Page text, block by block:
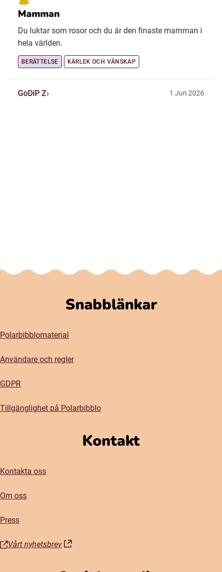
Mamman
Du luktar som rosor och du är den finaste mamman i
hela världen.
BERÄTTELSE KÄRLEK OCH VÄNSKAP
GoDiP Z 1 Jun 2026
Snabblänkar
Polarbibblomaterial
Användare och regler
GDPR
Tillgänglighet på Polarbibblo
Kontakt
Kontakta oss
Om oss
Press
Vårt nyhetsbrev
(öppnas i nytt fönster)